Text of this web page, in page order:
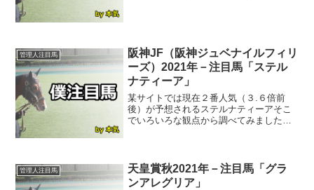
管理人注目馬
阪神JF（阪神ジュベナイルフィリ
ーズ）2021年－注目馬「ステル
ナティーア」
某サイトでは現在２番人気（３.６倍前
後）が予想されるステルナティーアそこ
でいろいろな観点から調べてみました。
りができるバランス。表情も...
管理人注目馬
天皇賞秋2021年－注目馬「グラ
ンアレグリア」